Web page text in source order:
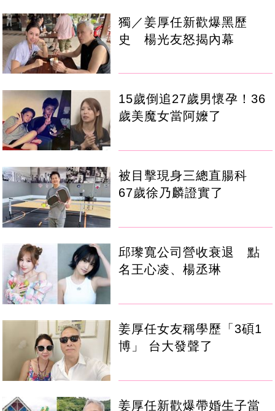
獨／姜厚任新歡爆黑歷
史 楊光友怒揭內幕
15歲倒追27歲男懷孕！36
歲美魔女當阿嬤了
被目擊現身三總直腸科
67歲徐乃麟證實了
邱瓈寬公司營收衰退 點
名王心凌、楊丞琳
姜厚任女友稱學歷「3碩1
博」 台大發聲了
姜厚任新歡爆帶婚生子當